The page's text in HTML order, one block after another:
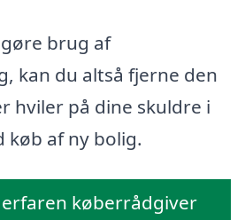
brug af
kan du altså fjerne den
hviler på dine skuldre i
køb af ny bolig.
køberrådgiver